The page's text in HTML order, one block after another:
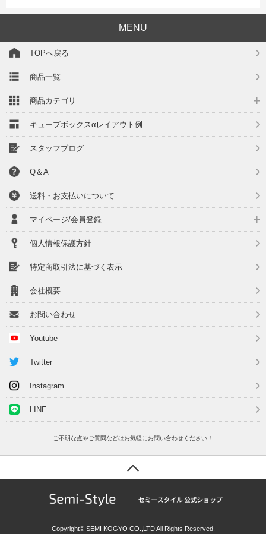
MENU
TOPへ戻る
商品一覧
商品カテゴリ
キューブボックスαレイアウト例
スタッフブログ
Q＆A
送料・お支払いについて
マイページ/会員登録
個人情報保護方針
特定商取引法に基づく表示
会社概要
お問い合わせ
Youtube
Twitter
Instagram
LINE
ご不明な点やご質問などはお気軽にお問い合わせください！
Copyright© SEMI KOGYO CO.,LTD All Rights Reserved.